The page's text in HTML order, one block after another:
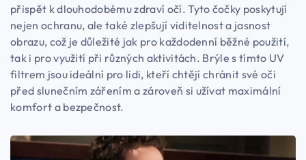
přispět k dlouhodobému zdraví očí. Tyto čočky poskytují
nejen ochranu, ale také zlepšují viditelnost a jasnost
obrazu, což je důležité jak pro každodenní běžné použití,
tak i pro využití při různých aktivitách. Brýle s tímto UV
filtrem jsou ideální pro lidi, kteří chtějí chránit své oči
před slunečním zářením a zároveň si užívat maximální
komfort a bezpečnost.